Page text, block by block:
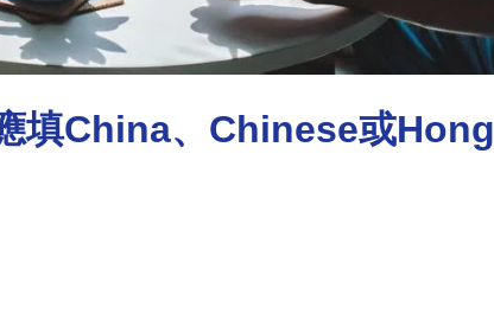
填China、Chinese或Hong